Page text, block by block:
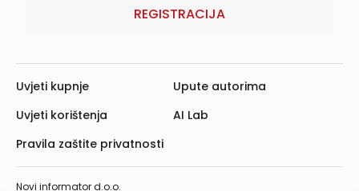
REGISTRACIJA
Novi informator d.o.o.
Uvjeti kupnje
Uvjeti korištenja
Pravila zaštite privatnosti
Upute autorima
AI Lab